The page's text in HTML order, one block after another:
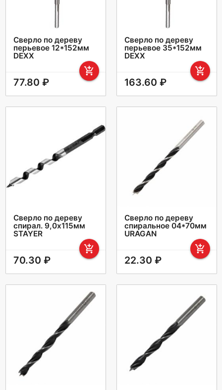
Сверло по дереву
перьевое 12*152мм
DEXX
add_shopping_cart
77.80 ₽
Сверло по дереву
перьевое 35*152мм
DEXX
add_shopping_cart
163.60 ₽
Сверло по дереву
спирал. 9,0x115мм
STAYER
add_shopping_cart
70.30 ₽
Сверло по дереву
спиральное 04*70мм
URAGAN
add_shopping_cart
22.30 ₽